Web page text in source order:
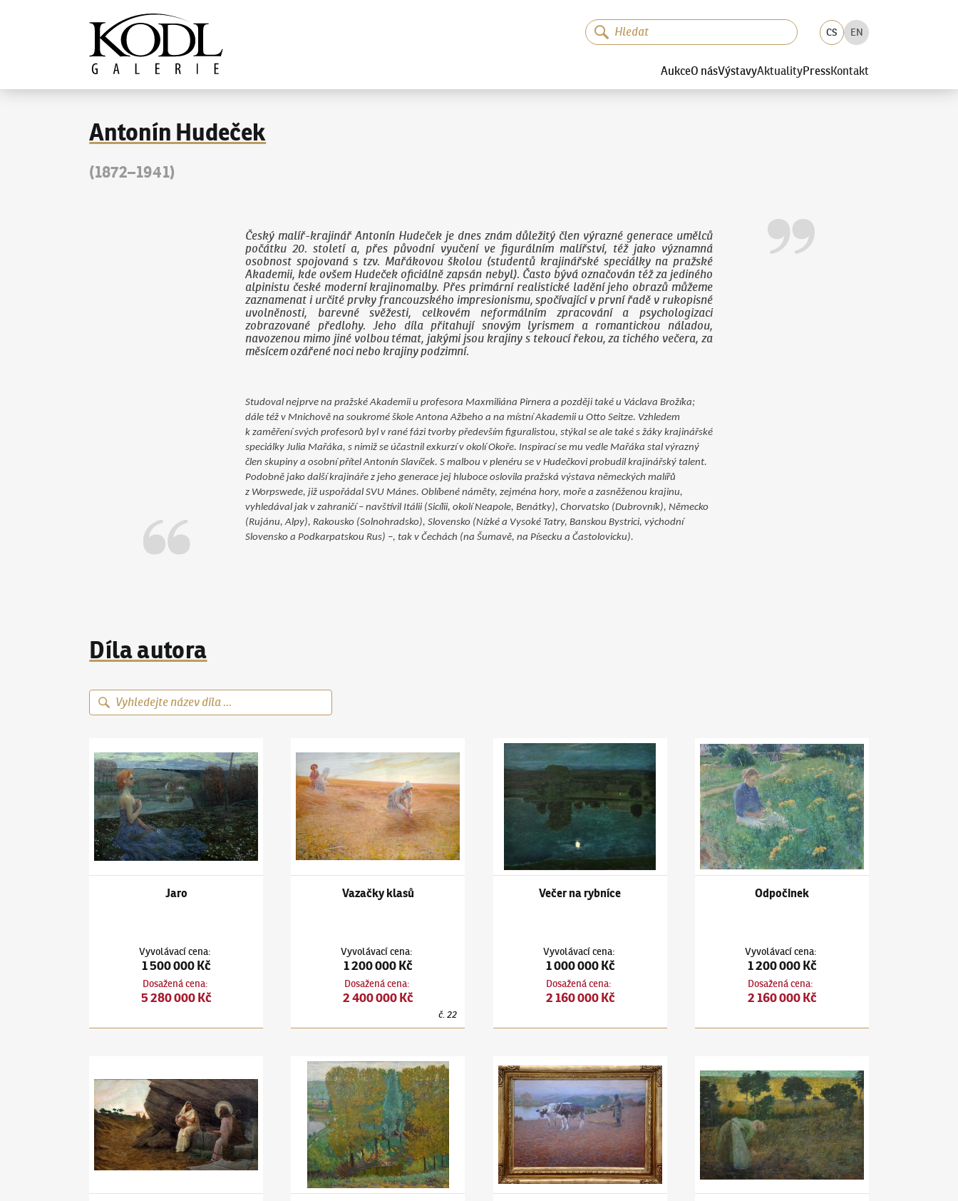
Galerie KODL
CS EN
AukceO násVýstavyAktualityPressKontakt
Antonín Hudeček
(1872–1941)
Český malíř-krajinář Antonín Hudeček je dnes znám důležitý člen výrazné generace umělců
počátku 20. století a, přes původní vyučení ve figurálním malířství, též jako významná
osobnost spojovaná s tzv. Mařákovou školou (studentů krajinářské speciálky na pražské
Akademii, kde ovšem Hudeček oficiálně zapsán nebyl). Často bývá označován též za jediného
alpinistu české moderní krajinomalby. Přes primární realistické ladění jeho obrazů můžeme
zaznamenat i určité prvky francouzského impresionismu, spočívající v první řadě v rukopisné
uvolněnosti, barevné svěžesti, celkovém neformálním zpracování a psychologizaci
zobrazované předlohy. Jeho díla přitahují snovým lyrismem a romantickou náladou,
navozenou mimo jiné volbou témat, jakými jsou krajiny s tekoucí řekou, za tichého večera, za
měsícem ozářené noci nebo krajiny podzimní.
Studoval nejprve na pražské Akademii u profesora Maxmiliána Pirnera a později také u Václava Brožíka;
dále též v Mnichově na soukromé škole Antona Ažbeho a na místní Akademii u Otto Seitze. Vzhledem
k zaměření svých profesorů byl v rané fázi tvorby především figuralistou, stýkal se ale také s žáky krajinářské
speciálky Julia Mařáka, s nimiž se účastnil exkurzí v okolí Okoře. Inspirací se mu vedle Mařáka stal výrazný
člen skupiny a osobní přítel Antonín Slavíček. S malbou v plenéru se v Hudečkovi probudil krajinářský talent.
Podobně jako další krajináře z jeho generace jej hluboce oslovila pražská výstava německých malířů
z Worpswede, již uspořádal SVU Mánes. Oblíbené náměty, zejména hory, moře a zasněženou krajinu,
vyhledával jak v zahraničí – navštívil Itálii (Sicílii, okolí Neapole, Benátky), Chorvatsko (Dubrovník), Německo
(Rujánu, Alpy), Rakousko (Solnohradsko), Slovensko (Nízké a Vysoké Tatry, Banskou Bystrici, východní
Slovensko a Podkarpatskou Rus) –, tak v Čechách (na Šumavě, na Písecku a Častolovicku).
Díla autora
Jaro
Vyvolávací cena:
1 500 000 Kč
Dosažená cena:
5 280 000 Kč
Vazačky klasů
Vazačky klasů
Vyvolávací cena:
1 200 000 Kč
Dosažená cena:
2 400 000 Kč
č. 22
Antonín Hudeček(1872–1941)Večer na rybníce
Večer na rybníce
Vyvolávací cena:
1 000 000 Kč
Dosažená cena:
2 160 000 Kč
Antonín Hudeček(1872–1941)Odpočinek
Odpočinek
Vyvolávací cena:
1 200 000 Kč
Dosažená cena:
2 160 000 Kč
Kristus se Samaritánkou u studně
Antonín Hudeček(1872–1941)Pod rybniční hrází v Okoři
Antonín Hudeček(1872–1941)Z Okoře